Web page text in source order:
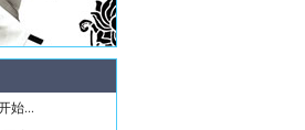
始...